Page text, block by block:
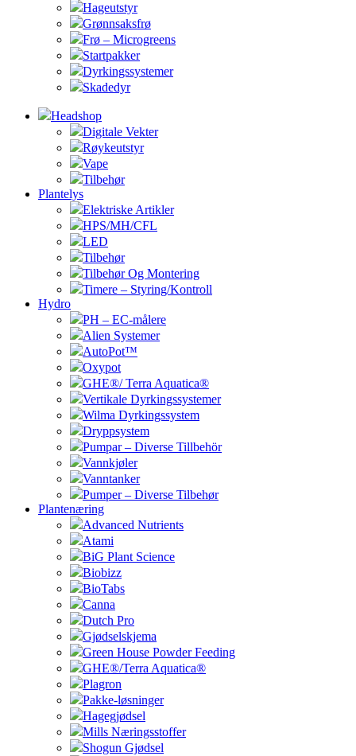
Hageutstyr
Grønnsaksfrø
Frø – Microgreens
Startpakker
Dyrkingssystemer
Skadedyr
Headshop
Digitale Vekter
Røykeutstyr
Vape
Tilbehør
Plantelys
Elektriske Artikler
HPS/MH/CFL
LED
Tilbehør
Tilbehør Og Montering
Timere – Styring/Kontroll
Hydro
PH – EC-målere
Alien Systemer
AutoPot™
Oxypot
GHE®/ Terra Aquatica®
Vertikale Dyrkingssystemer
Wilma Dyrkingssystem
Dryppsystem
Pumpar – Diverse Tillbehör
Vannkjøler
Vanntanker
Pumper – Diverse Tilbehør
Plantenæring
Advanced Nutrients
Atami
BiG Plant Science
Biobizz
BioTabs
Canna
Dutch Pro
Gjødselskjema
Green House Powder Feeding
GHE®/Terra Aquatica®
Plagron
Pakke-løsninger
Hagegjødsel
Mills Næringsstoffer
Shogun Gjødsel